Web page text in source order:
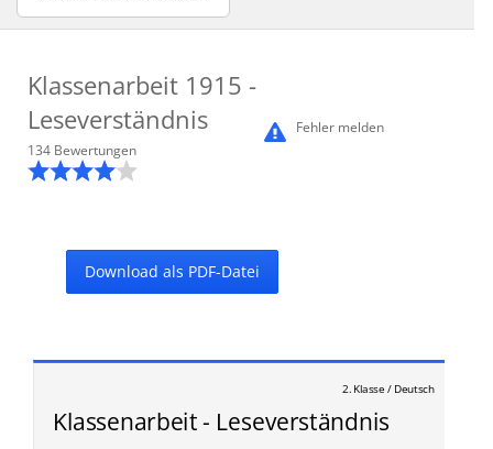
Klassenarbeit 1915 -
Leseverständnis
Fehler melden
134 Bewertungen
Download als PDF-Datei
2. Klasse / Deutsch
Klassenarbeit - Leseverständnis